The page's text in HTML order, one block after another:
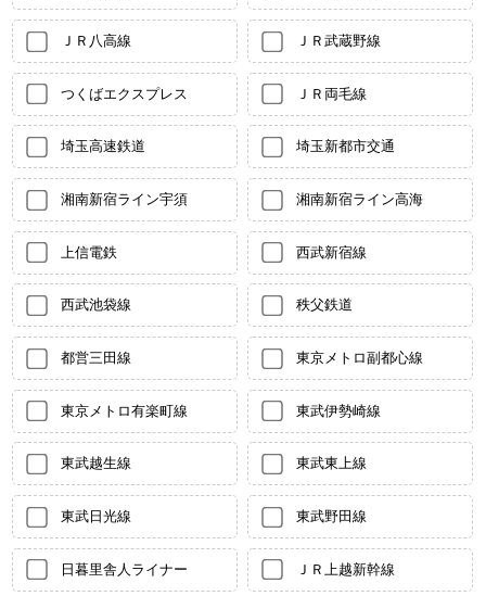
ＪＲ八高線 ＪＲ武蔵野線
つくばエクスプレス ＪＲ両毛線
埼玉高速鉄道 埼玉新都市交通
湘南新宿ライン宇須 湘南新宿ライン高海
上信電鉄 西武新宿線
西武池袋線 秩父鉄道
都営三田線 東京メトロ副都心線
東京メトロ有楽町線 東武伊勢崎線
東武越生線 東武東上線
東武日光線 東武野田線
日暮里舎人ライナー ＪＲ上越新幹線